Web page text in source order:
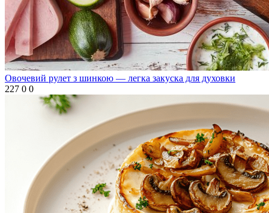
Овочевий рулет з шинкою — легка закуска для духовки
227 0 0